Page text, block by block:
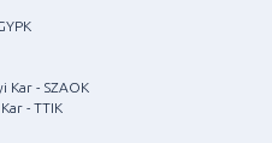
- SZAOK
- TTIK